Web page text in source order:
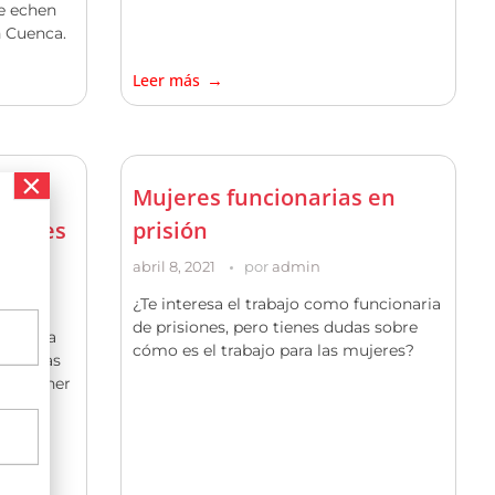
echen
Leer más
de la
y poner
Mujeres funcionarias en
prisión
abril 8, 2021 por admin
¿Te interesa el trabajo como funcionaria
de prisiones, pero tienes dudas sobre
cómo es el trabajo para las mujeres?